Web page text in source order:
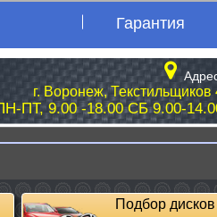
Гарантия
г. Воронеж, Текстильщиков
ПТ, 9.00 -18.00 СБ 9.00-
Подбор дисков